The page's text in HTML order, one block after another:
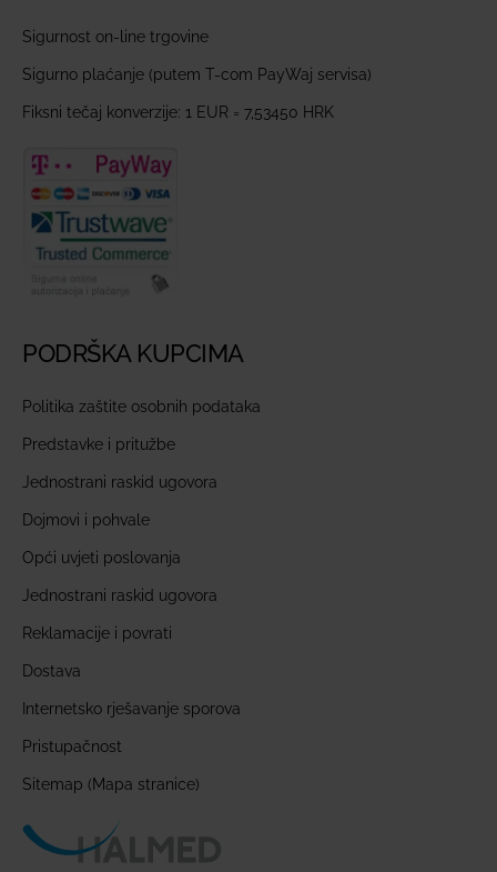
Sigurnost on-line trgovine
Sigurno plaćanje (putem T-com PayWaj servisa)
Fiksni tečaj konverzije: 1 EUR = 7,53450 HRK
PODRŠKA KUPCIMA
Politika zaštite osobnih podataka
Predstavke i pritužbe
Jednostrani raskid ugovora
Dojmovi i pohvale
Opći uvjeti poslovanja
Jednostrani raskid ugovora
Reklamacije i povrati
Dostava
Internetsko rješavanje sporova
Pristupačnost
Sitemap (Mapa stranice)